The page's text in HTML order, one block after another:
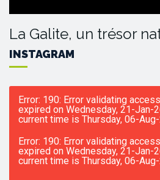
La Galite, un trésor
INSTAGRAM
Error: 190: Error validating
expired on Wednesday, 21-Jan-
current time is Thursday, 06-
Error: 190: Error validating
expired on Wednesday, 21-Jan-
current time is Thursday, 06-